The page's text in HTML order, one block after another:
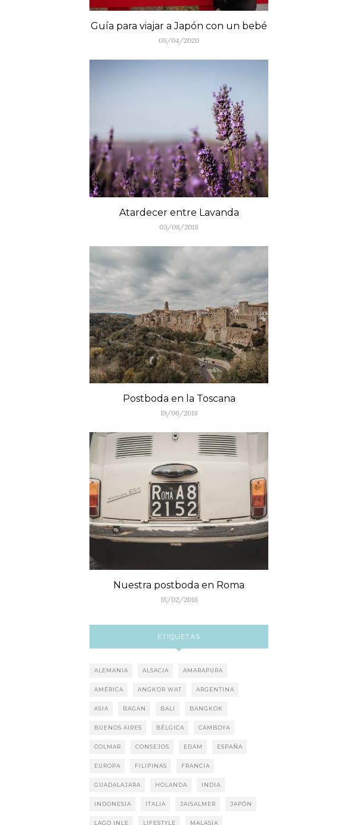
Guía para viajar a Japón con un bebé
08/04/2020
Atardecer entre Lavanda
03/08/2018
Postboda en la Toscana
19/06/2018
Nuestra postboda en Roma
18/02/2018
ETIQUETAS
ALEMANIA ALSACIA AMARAPURA
AMÉRICA ANGKOR WAT ARGENTINA
ASIA BAGAN BALI BANGKOK
BUENOS AIRES BÉLGICA CAMBOYA
COLMAR CONSEJOS EDAM ESPAÑA
EUROPA FILIPINAS FRANCIA
GUADALAJARA HOLANDA INDIA
INDONESIA ITALIA JAISALMER JAPÓN
LAGO INLE LIFESTYLE MALASIA